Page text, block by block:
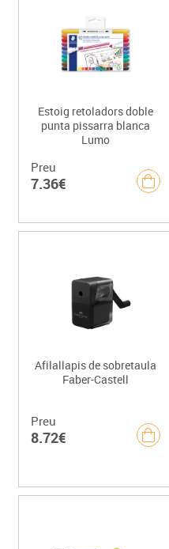
Estoig retoladors doble
punta pissarra blanca
Lumo
Preu
7.36€
Afilallapis de sobretaula
Faber-Castell
Preu
8.72€